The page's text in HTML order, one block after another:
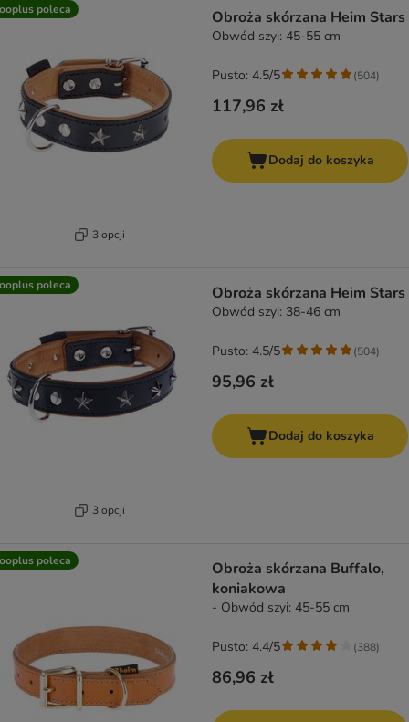
poleca
3 opcji
Obroża skórzana Heim Stars
Obwód szyi: 45-55 cm
117,96 zł
Pusto: 4.5/5 (504)
Dodaj do koszyka
poleca
3 opcji
Obroża skórzana Heim Stars
Obwód szyi: 38-46 cm
95,96 zł
Pusto: 4.5/5 (504)
Dodaj do koszyka
poleca
Obroża skórzana Buffalo,
koniakowa
- Obwód szyi: 45-55 cm
86,96 zł
Pusto: 4.4/5 (388)